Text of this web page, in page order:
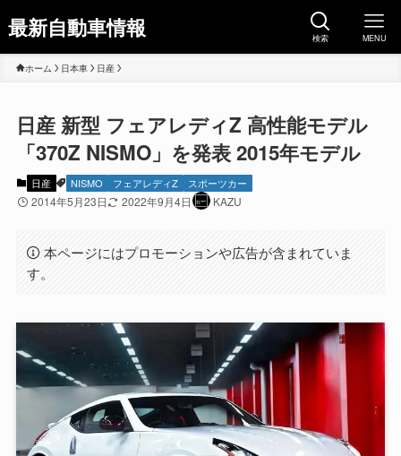
最新自動車情報 検索 MENU
ホーム 日本車 日産
日産 新型 フェアレディZ 高性能モデル
「370Z NISMO」を発表 2015年モデル
日産 NISMO フェアレディZ スポーツカー
2014年5月23日 2022年9月4日 KAZU
本ページにはプロモーションや広告が含まれていま
す。